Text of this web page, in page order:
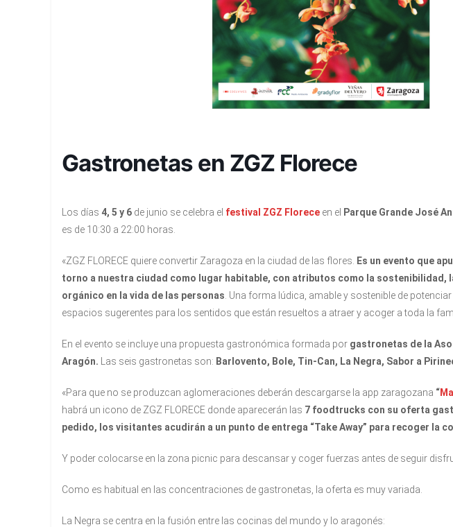
Gastronetas en ZGZ Florece
Los días 4, 5 y 6 de junio se celebra el festival ZGZ Florece en el Parque Grande José
es de 10:30 a 22:00 horas.
«ZGZ FLORECE quiere convertir Zaragoza en la ciudad de las flores.
Es un evento que
torno a nuestra ciudad como lugar habitable, con atributos como la sostenibilidad,
orgánico en la vida de las personas . Una forma lúdica, amable y sostenible de
espacios sugerentes para los sentidos que están resueltos a atraer y acoger a toda la
En el evento se incluye una propuesta gastronómica formada por gastronetas de la
Aragón. Las seis gastronetas son: Barlovento, Bole, Tin-Can, La Negra, Sabor a
«Para que no se produzcan aglomeraciones deberán descargarse la app zaragozana “
habrá un icono de ZGZ FLORECE donde aparecerán las 7 foodtrucks con su oferta
pedido, los visitantes acudirán a un punto de entrega “Take Away” para recoger la
Y poder colocarse en la zona picnic para descansar y coger fuerzas antes de seguir
Como es habitual en las concentraciones de gastronetas, la oferta es muy variada.
La Negra se centra en la fusión entre las cocinas del mundo y lo aragonés: